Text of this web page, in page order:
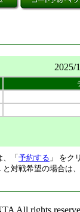
2025/
「 予約する 」 をク
対戦希望の場合は
All rights